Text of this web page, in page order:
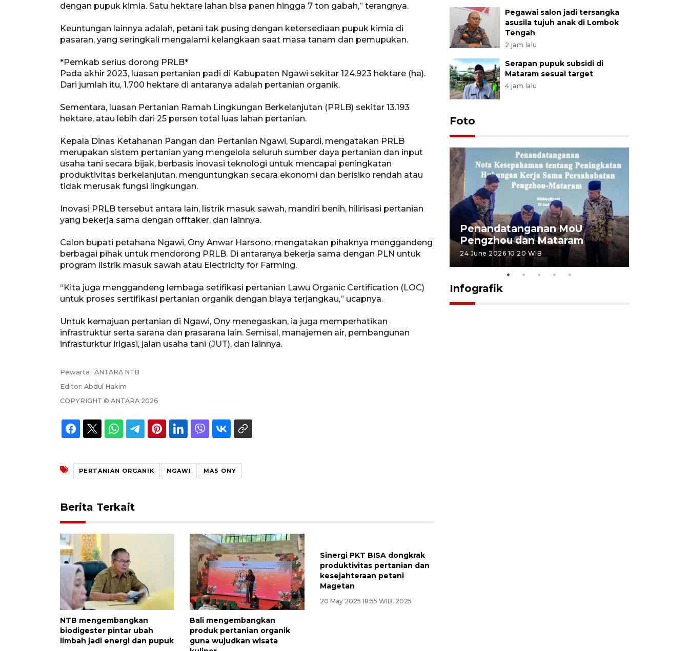
dengan pupuk kimia. Satu hektare lahan bisa panen hingga 7 ton gabah,” terangnya.
Keuntungan lainnya adalah, petani tak pusing dengan ketersediaan pupuk kimia di
pasaran, yang seringkali mengalami kelangkaan saat masa tanam dan pemupukan.
*Pemkab serius dorong PRLB*
Pada akhir 2023, luasan pertanian padi di Kabupaten Ngawi sekitar 124.923 hektare (ha).
Dari jumlah itu, 1.700 hektare di antaranya adalah pertanian organik.
Sementara, luasan Pertanian Ramah Lingkungan Berkelanjutan (PRLB) sekitar 13.193
hektare, atau lebih dari 25 persen total luas lahan pertanian.
Kepala Dinas Ketahanan Pangan dan Pertanian Ngawi, Supardi, mengatakan PRLB
merupakan sistem pertanian yang mengelola seluruh sumber daya pertanian dan input
usaha tani secara bijak, berbasis inovasi teknologi untuk mencapai peningkatan
produktivitas berkelanjutan, menguntungkan secara ekonomi dan berisiko rendah atau
tidak merusak fungsi lingkungan.
Inovasi PRLB tersebut antara lain, listrik masuk sawah, mandiri benih, hilirisasi pertanian
yang bekerja sama dengan offtaker, dan lainnya.
Calon bupati petahana Ngawi, Ony Anwar Harsono, mengatakan pihaknya menggandeng
berbagai pihak untuk mendorong PRLB. Di antaranya bekerja sama dengan PLN untuk
program listrik masuk sawah atau Electricity for Farming.
“Kita juga menggandeng lembaga setifikasi pertanian Lawu Organic Certification (LOC)
untuk proses sertifikasi pertanian organik dengan biaya terjangkau,” ucapnya.
Untuk kemajuan pertanian di Ngawi, Ony menegaskan, ia juga memperhatikan
infrastruktur serta sarana dan prasarana lain. Semisal, manajemen air, pembangunan
infrasturktur irigasi, jalan usaha tani (JUT), dan lainnya.
Pewarta : ANTARA NTB
Editor: Abdul Hakim
COPYRIGHT © ANTARA 2026
PERTANIAN ORGANIK NGAWI MAS ONY
Berita Terkait
NTB mengembangkan
biodigester pintar ubah
limbah jadi energi dan pupuk
Bali mengembangkan
produk pertanian organik
guna wujudkan wisata
Sinergi PKT BISA dongkrak
produktivitas pertanian dan
kesejahteraan petani
Magetan
20 May 2025 18:55 WIB, 2025
Pegawai salon jadi tersangka
asusila tujuh anak di Lombok
Tengah
2 jam lalu
Serapan pupuk subsidi di
Mataram sesuai target
4 jam lalu
Foto
pembunuhan Brigadir Nurhadi
10 March 2026 12:55 WIB
Penandatanganan MoU
Pengzhou dan Mataram
24 June 2026 10:20 WIB
Infografik
Sinyal positif perekonomian
Indonesia